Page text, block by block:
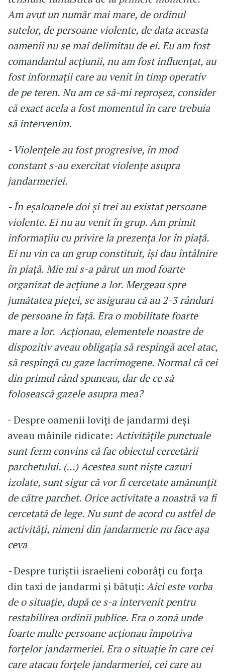
Am avut un număr mai mare, de ordinul
sutelor, de persoane violente, de data aceasta
oamenii nu se mai delimitau de ei. Eu am fost
comandantul acțiunii, nu am fost influențat, au
fost informații care au venit în timp operativ
de pe teren. Nu am ce să-mi reproșez, consider
că exact acela a fost momentul în care trebuia
să intervenim.
- Violențele au fost progresive, în mod
constant s-au exercitat violențe asupra
jandarmeriei.
- În eșaloanele doi și trei au existat persoane
violente. Ei nu au venit în grup. Am primit
informațiiu cu privire la prezența lor în piață.
Ei nu vin ca un grup constituit, își dau întâlnire
în piață. Mie mi s-a părut un mod foarte
organizat de acțiune a lor. Mergeau spre
jumătatea pieței, se asigurau că au 2-3 rânduri
de persoane în față. Era o mobilitate foarte
mare a lor. Acționau, elementele noastre de
dispozitiv aveau obligația să respingă acel atac,
să respingă cu gaze lacrimogene. Normal că cei
din primul rând spuneau, dar de ce să
folosească gazele asupra mea?
- Despre oamenii loviți de jandarmi deși
aveau mâinile ridicate: Activitățile punctuale
sunt ferm convins că fac obiectul cercetării
parchetului. (...) Acestea sunt niște cazuri
izolate, sunt sigur că vor fi cercetate amănunțit
de către parchet. Orice activitate a noastră va fi
cercetată de lege. Nu sunt de acord cu astfel de
activități, nimeni din jandarmerie nu face așa
ceva
-Despre turiștii israelieni coborâți cu forța
din taxi de jandarmi și bătuți: Aici este vorba
de o situație, după ce s-a intervenit pentru
restabilirea ordinii publice. Era o zonă unde
foarte multe persoane acționau împotriva
forțelor jandarmeriei. Era o situație în care cei
care atacau forțele jandarmeriei, cei care au